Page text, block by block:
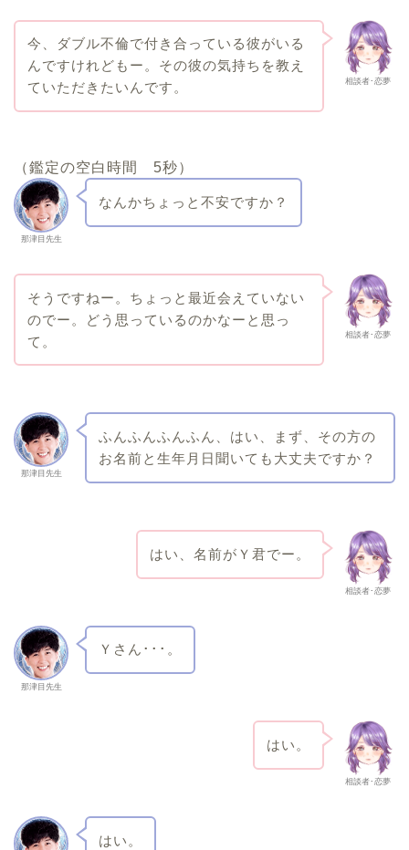
相談者･恋夢
今、ダブル不倫で付き合っている彼がいる
んですけれどもー。その彼の気持ちを教え
ていただきたいんです。
（鑑定の空白時間 5秒）
那津目先生
なんかちょっと不安ですか？
相談者･恋夢
そうですねー。ちょっと最近会えていない
のでー。どう思っているのかなーと思っ
て。
那津目先生
ふんふんふんふん、はい、まず、その方の
お名前と生年月日聞いても大丈夫ですか？
相談者･恋夢
はい、名前がＹ君でー。
那津目先生
Ｙさん･･･。
相談者･恋夢
はい。
はい。